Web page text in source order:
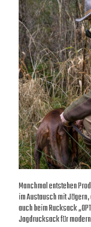
Manchmal entstehen
im Austausch mit
auch beim Rucksack
Jagdrucksack für